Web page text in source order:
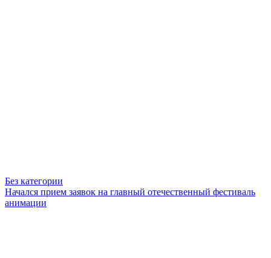
Без категории
Начался прием заявок на главный отечественный фестиваль
анимации